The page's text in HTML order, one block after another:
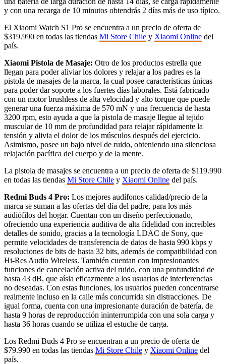
y con una recarga de 10 minutos obtendrás 2 días más de uso típico.
El Xiaomi Watch S1 Pro se encuentra a un precio de oferta de
$319.990 en todas las tiendas Mi Store Chile y Xiaomi Online del
país.
Xiaomi Pistola de Masaje: Otro de los productos estrella que
llegan para poder aliviar los dolores y relajar a los padres es la
pistola de masajes de la marca, la cual posee características únicas
para poder dar soporte a los fuertes días laborales. Está fabricado
con un motor brushless de alta velocidad y alto torque que puede
generar una fuerza máxima de 570 mN y una frecuencia de hasta
3200 rpm, esto ayuda a que la pistola de masaje llegue al tejido
muscular de 10 mm de profundidad para relajar rápidamente la
tensión y alivia el dolor de los músculos después del ejercicio.
Asimismo, posee un bajo nivel de ruido, obteniendo una silenciosa
relajación pacífica del cuerpo y de la mente.
La pistola de masajes se encuentra a un precio de oferta de $119.990
en todas las tiendas Mi Store Chile y Xiaomi Online del país.
Redmi Buds 4 Pro: Los mejores audífonos calidad/precio de la
marca se suman a las ofertas del día del padre, para los más
audiófilos del hogar. Cuentan con un diseño perfeccionado,
ofreciendo una experiencia auditiva de alta fidelidad con increíbles
detalles de sonido, gracias a la tecnología LDAC de Sony, que
permite velocidades de transferencia de datos de hasta 990 kbps y
resoluciones de bits de hasta 32 bits, además de compatibilidad con
Hi-Res Audio Wireless. También cuentan con impresionantes
funciones de cancelación activa del ruido, con una profundidad de
hasta 43 dB, que aísla eficazmente a los usuarios de interferencias
no deseadas. Con estas funciones, los usuarios pueden concentrarse
realmente incluso en la calle más concurrida sin distracciones. De
igual forma, cuenta con una impresionante duración de batería, de
hasta 9 horas de reproducción ininterrumpida con una sola carga y
hasta 36 horas cuando se utiliza el estuche de carga.
Los Redmi Buds 4 Pro se encuentran a un precio de oferta de
$79.990 en todas las tiendas Mi Store Chile y Xiaomi Online del
país.